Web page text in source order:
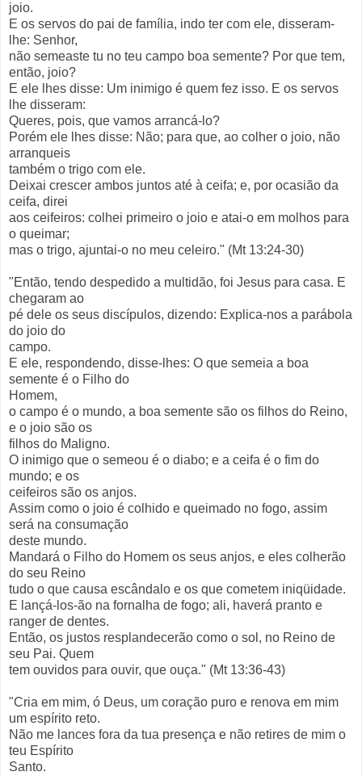
joio.
E os servos do pai de família, indo ter com ele, disseram-
lhe: Senhor,
não semeaste tu no teu campo boa semente? Por que tem,
então, joio?
E ele lhes disse: Um inimigo é quem fez isso. E os servos
lhe disseram:
Queres, pois, que vamos arrancá-lo?
Porém ele lhes disse: Não; para que, ao colher o joio, não
arranqueis
também o trigo com ele.
Deixai crescer ambos juntos até à ceifa; e, por ocasião da
ceifa, direi
aos ceifeiros: colhei primeiro o joio e atai-o em molhos para
o queimar;
mas o trigo, ajuntai-o no meu celeiro." (Mt 13:24-30)
"Então, tendo despedido a multidão, foi Jesus para casa. E
chegaram ao
pé dele os seus discípulos, dizendo: Explica-nos a parábola
do joio do
campo.
E ele, respondendo, disse-lhes: O que semeia a boa
semente é o Filho do
Homem,
o campo é o mundo, a boa semente são os filhos do Reino,
e o joio são os
filhos do Maligno.
O inimigo que o semeou é o diabo; e a ceifa é o fim do
mundo; e os
ceifeiros são os anjos.
Assim como o joio é colhido e queimado no fogo, assim
será na consumação
deste mundo.
Mandará o Filho do Homem os seus anjos, e eles colherão
do seu Reino
tudo o que causa escândalo e os que cometem iniqüidade.
E lançá-los-ão na fornalha de fogo; ali, haverá pranto e
ranger de dentes.
Então, os justos resplandecerão como o sol, no Reino de
seu Pai. Quem
tem ouvidos para ouvir, que ouça." (Mt 13:36-43)
"Cria em mim, ó Deus, um coração puro e renova em mim
um espírito reto.
Não me lances fora da tua presença e não retires de mim o
teu Espírito
Santo.